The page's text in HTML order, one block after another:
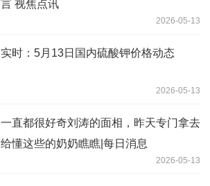
言 视焦点讯
2026-05-13
实时：5月13日国内硫酸钾价格动态
2026-05-13
一直都很好奇刘涛的面相，昨天专门拿去
给懂这些的奶奶瞧瞧|每日消息
2026-05-13